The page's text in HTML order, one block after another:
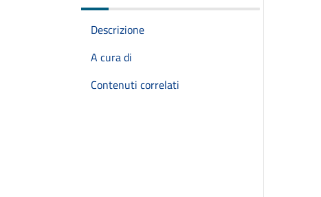
Descrizione
A cura di
Contenuti correlati